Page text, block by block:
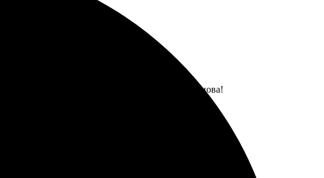
вовремя, очень довольна! Буду заказывать снова!